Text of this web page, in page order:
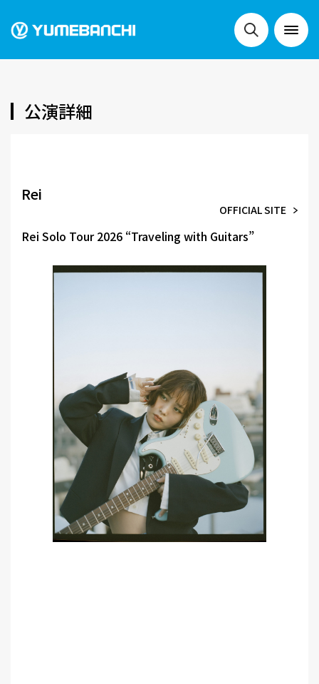
公演詳細
Rei
OFFICIAL SITE
Rei Solo Tour 2026 “Traveling with Guitars”